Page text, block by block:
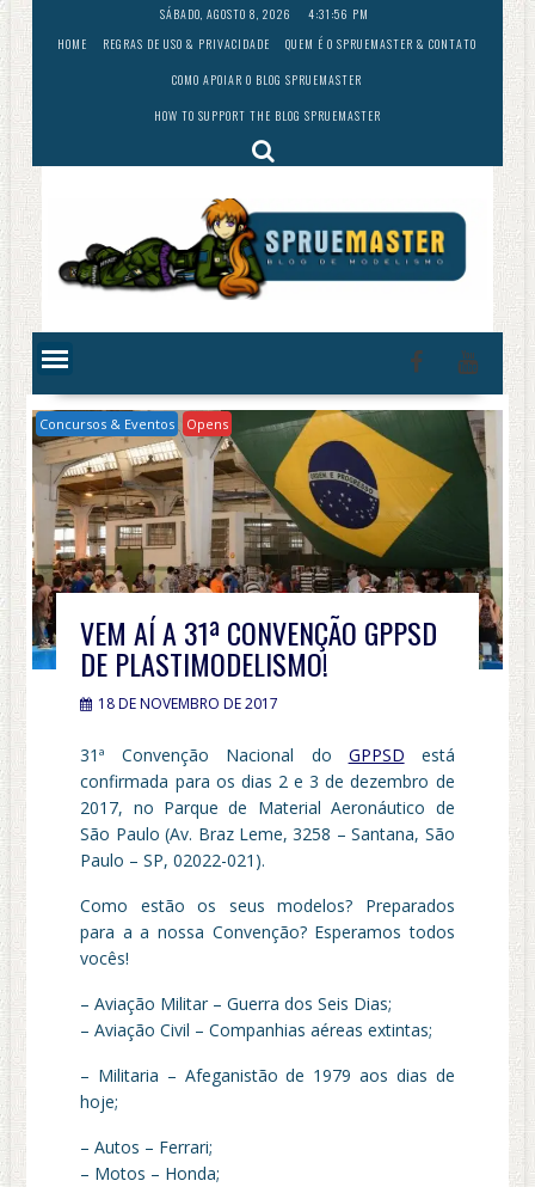
Skip
to
content
SÁBADO, AGOSTO 8, 2026
4:31:57 PM
HOME
REGRAS DE USO & PRIVACIDADE
QUEM É O SPRUEMASTER & CONTATO
COMO APOIAR O BLOG SPRUEMASTER
HOW TO SUPPORT THE BLOG SPRUEMASTER
Concursos & Eventos Opens
VEM AÍ A 31ª CONVENÇÃO GPPSD
DE PLASTIMODELISMO!
18 DE NOVEMBRO DE 2017
31ª Convenção Nacional do GPPSD está
confirmada para os dias 2 e 3 de dezembro de
2017, no Parque de Material Aeronáutico de
São Paulo (Av. Braz Leme, 3258 – Santana, São
Paulo – SP, 02022-021).
Como estão os seus modelos? Preparados
para a a nossa Convenção? Esperamos todos
vocês!
– Aviação Militar – Guerra dos Seis Dias;
– Aviação Civil – Companhias aéreas extintas;
– Militaria – Afeganistão de 1979 aos dias de
hoje;
– Autos – Ferrari;
– Motos – Honda;